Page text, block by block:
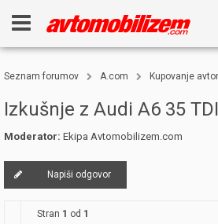
Seznam forumov A.com Kupovanje
Izkušnje z Audi A6 35 TDI
Moderator: Ekipa Avtomobilizem.com
Napiši odgovor
Stran 1 od 1